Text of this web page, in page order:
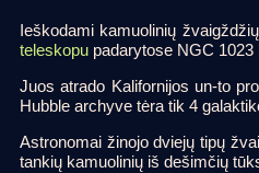
Ieškodami kamuolinių
teleskopu padarytose NGC
Juos atrado Kalifornijos un-to
Hubble archyve tėra tik 4
Astronomai žinojo dviejų tipų
tankių kamuolinių iš dešimčių